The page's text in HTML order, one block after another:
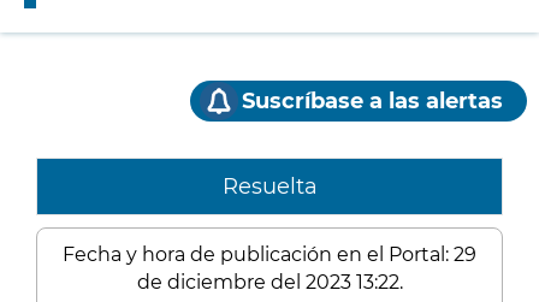
Suscríbase a las alertas
Resuelta
Fecha y hora de publicación en el Portal: 29
de diciembre del 2023 13:22.